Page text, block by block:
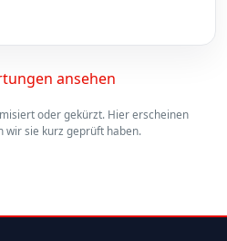
ansehen
oder gekürzt. Hier erscheinen
wir sie kurz geprüft haben.